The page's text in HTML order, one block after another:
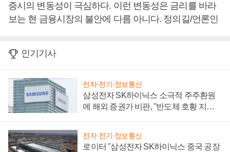
증시의 변동성이 극심하다. 이런 변동성은 금리를 바라
보는 현 금융시장의 불안에 다름 아니다. 정의길/언론인
인기기사
전자·전기·정보통신
삼성전자 SK하이닉스 소극적 주주환원
에 해외 증권가 비판, "반도체 호황 지속
전자·전기·정보통신
로이터 "삼성전자 SK하이닉스 중국 공장